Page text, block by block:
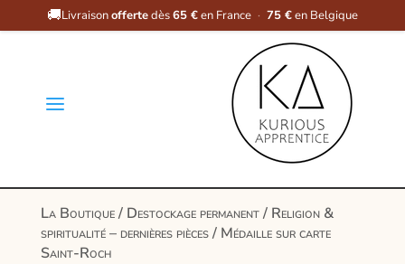
🚚Livraisonoffertedès65 €en France · 75 €en Belgique
a
La Boutique/ Destockage permanent/ Religion &
spiritualité – dernières pièces/ Médaille sur carte
Saint-Roch